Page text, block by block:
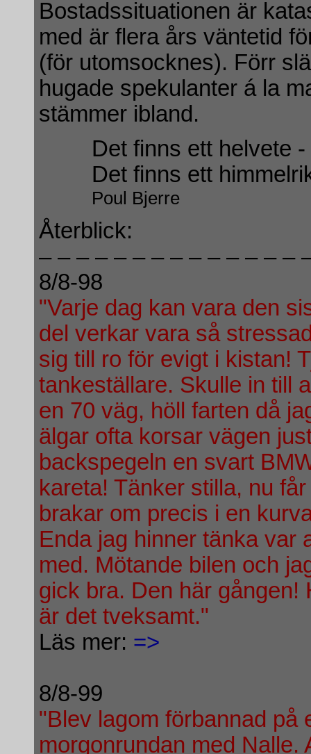
Bostadssituationen är
med är flera års väntetid
(för utomsocknes). Förr
hugade spekulanter á la
stämmer ibland.
Det finns ett helvete
Det finns ett
Poul Bjerre
Återblick:
– – – – – – – – – – – – – –
8/8-98
"Varje dag kan vara den
del verkar vara så
sig till ro för evigt i kistan!
tankeställare. Skulle in till
en 70 väg, höll farten då
älgar ofta korsar vägen
backspegeln en svart
kareta! Tänker stilla, nu
brakar om precis i en
Enda jag hinner tänka var
med. Mötande bilen och
gick bra. Den här gången!
är det tveksamt."
Läs mer: =>
8/8-99
"Blev lagom förbannad på
morgonrundan med Nalle.